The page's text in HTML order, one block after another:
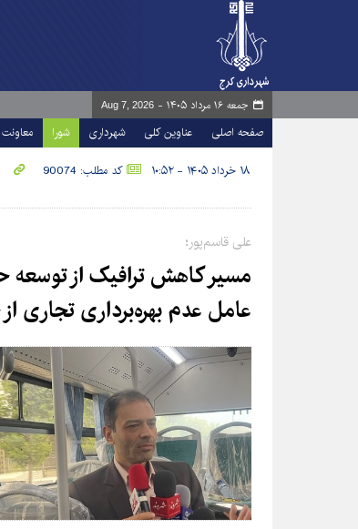
جمعه ۱۶ مرداد ۱۴۰۵ - Aug 7, 2026
صفحه اصلی عناوین کلی شهرداری شورا معاونت
۱۸ خرداد ۱۴۰۵ - ۱۰:۵۲ کد مطلب: 90074
علی قاسم‌پور؛
مسیر کاهش ترافیک از
عامل عدم بهره‌برداری تجاری از خط 2